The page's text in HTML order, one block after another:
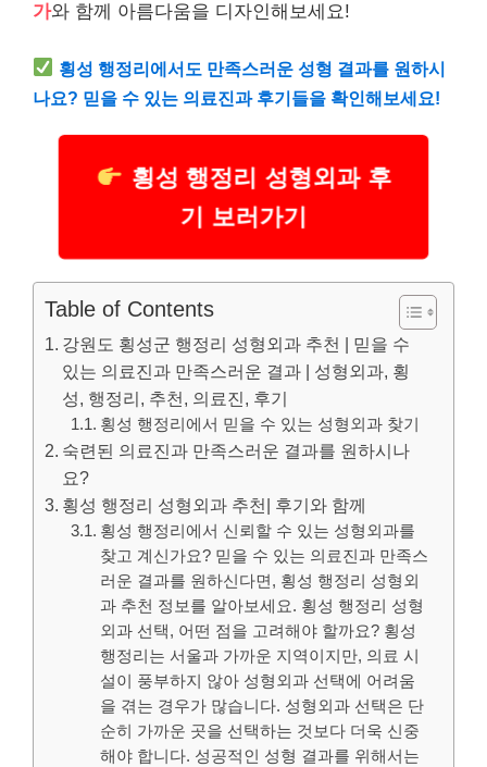
가와 함께 아름다움을 디자인해보세요!
횡성 행정리에서도 만족스러운 성형 결과를 원하시
나요? 믿을 수 있는 의료진과 후기들을 확인해보세요!
횡성 행정리 성형외과 후
기 보러가기
Table of Contents
강원도 횡성군 행정리 성형외과 추천 | 믿을 수
있는 의료진과 만족스러운 결과 | 성형외과, 횡
성, 행정리, 추천, 의료진, 후기
횡성 행정리에서 믿을 수 있는 성형외과 찾기
숙련된 의료진과 만족스러운 결과를 원하시나
요?
횡성 행정리 성형외과 추천| 후기와 함께
횡성 행정리에서 신뢰할 수 있는 성형외과를
찾고 계신가요? 믿을 수 있는 의료진과 만족스
러운 결과를 원하신다면, 횡성 행정리 성형외
과 추천 정보를 알아보세요. 횡성 행정리 성형
외과 선택, 어떤 점을 고려해야 할까요? 횡성
행정리는 서울과 가까운 지역이지만, 의료 시
설이 풍부하지 않아 성형외과 선택에 어려움
을 겪는 경우가 많습니다. 성형외과 선택은 단
순히 가까운 곳을 선택하는 것보다 더욱 신중
해야 합니다. 성공적인 성형 결과를 위해서는